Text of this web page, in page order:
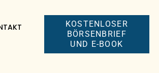
KOSTENLOSER
BÖRSENBRIEF
UND E-BOOK